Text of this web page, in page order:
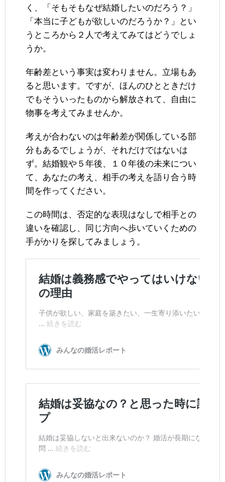
く、「そもそもなぜ結婚したいのだろう？」
「本当に子どもが欲しいのだろうか？」とい
うところから２人で考えてみてはどうでしょ
うか。
年齢差という事実は変わりません。立場もあ
ると思います。ですが、ほんのひとときだけ
でもそういったものから解放されて、自由に
物事を考えてみませんか。
考えが合わないのは年齢差が関係している部
分もあるでしょうが、それだけではないは
ず。結婚観や５年後、１０年後の未来につい
て、あなたの考え、相手の考えを語り合う時
間を作ってください。
この時間は、否定的な表現はなしで相手との
違いを確認し、同じ方向へ歩いていくための
手がかりを探してみましょう。